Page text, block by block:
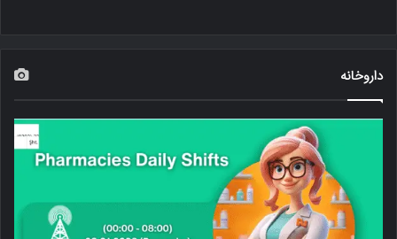
داروخانه